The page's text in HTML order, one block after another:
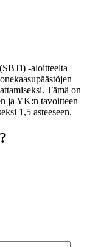
-aloitteelta
Tämä on
ja YK:n tavoitteen
1,5 asteeseen.